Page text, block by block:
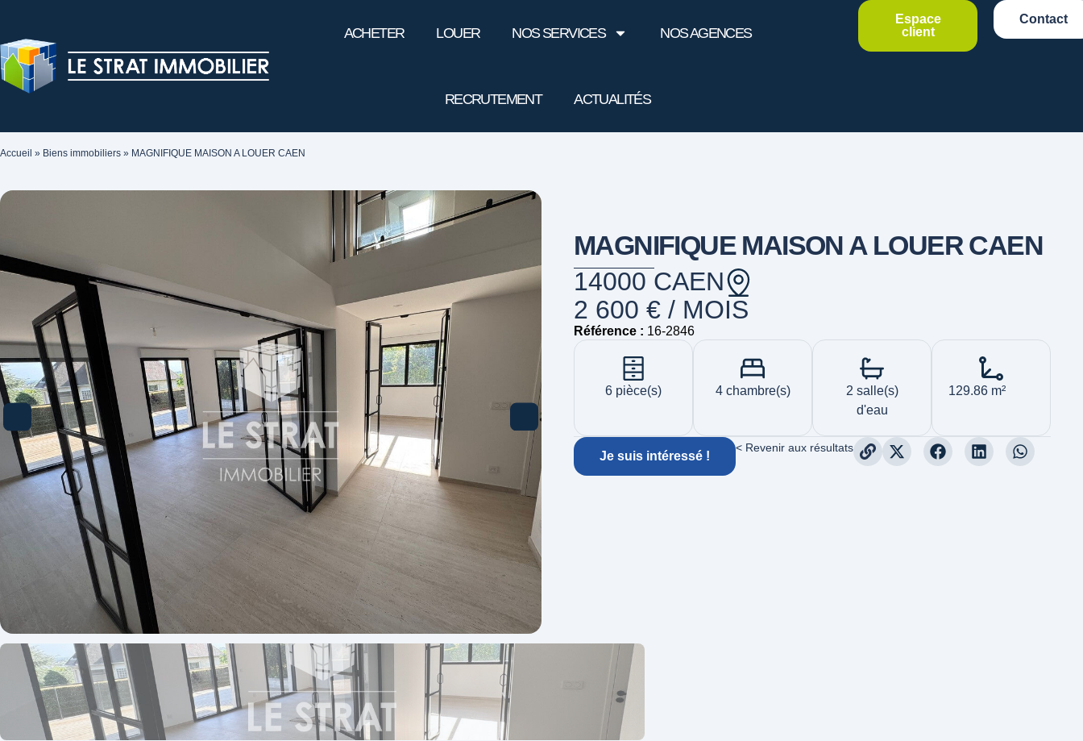
ACHETER LOUER NOS SERVICES NOS AGENCES
RECRUTEMENT ACTUALITÉS
Espace
client
Contact
Accueil » Biens immobiliers » MAGNIFIQUE MAISON A LOUER CAEN
MAGNIFIQUE MAISON A LOUER CAEN
14000 CAEN
2 600 € / MOIS
Référence : 16-2846
6 pièce(s) 4 chambre(s)
2 salle(s)
d'eau
129.86 m²
Je suis intéressé !
< Revenir aux résultats